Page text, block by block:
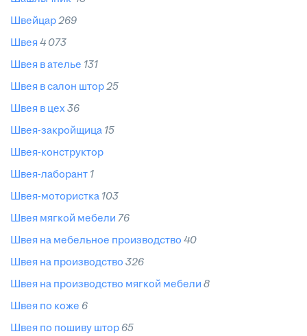
швейцар 269
швея 4 073
швея в ателье 131
швея в салон штор 25
швея в цех 36
швея-закройщица 15
швея-конструктор
швея-лаборант 1
швея-мотористка 103
швея мягкой мебели 76
швея на мебельное производство 40
швея на производство 326
швея на производство мягкой мебели 8
швея по коже 6
швея по пошиву штор 65